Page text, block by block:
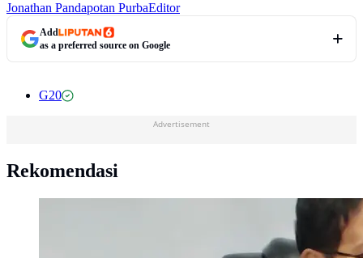
Jonathan Pandapotan PurbaEditor
Add
as a preferred source on Google
G20
Advertisement
Rekomendasi